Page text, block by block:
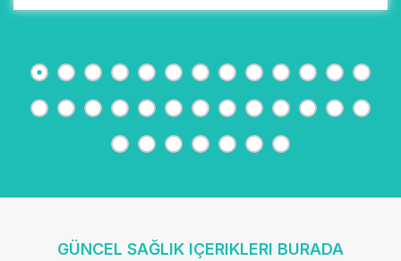
GÜNCEL SAĞLIK IÇERIKLERI BURADA